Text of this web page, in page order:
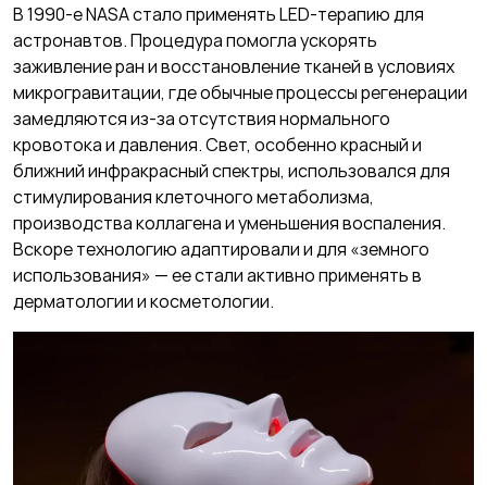
В 1990-е NASA стало применять LED-терапию для
астронавтов. Процедура помогла ускорять
заживление ран и восстановление тканей в условиях
микрогравитации, где обычные процессы регенерации
замедляются из-за отсутствия нормального
кровотока и давления. Свет, особенно красный и
ближний инфракрасный спектры, использовался для
стимулирования клеточного метаболизма,
производства коллагена и уменьшения воспаления.
Вскоре технологию адаптировали и для «земного
использования» — ее стали активно применять в
дерматологии и косметологии.